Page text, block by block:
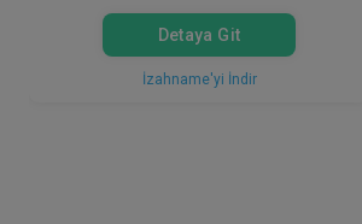
Detaya Git
İzahname'yi İndir